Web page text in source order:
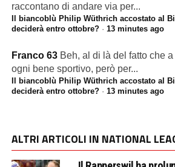
raccontano di andare via per...
Il biancoblù Philip Wüthrich accostato al
deciderà entro ottobre?· 13 minutes ago
Franco 63 Beh, al di là del fatto che
ogni bene sportivo, però per...
Il biancoblù Philip Wüthrich accostato al
deciderà entro ottobre?· 13 minutes ago
ALTRI ARTICOLI IN NATIONAL